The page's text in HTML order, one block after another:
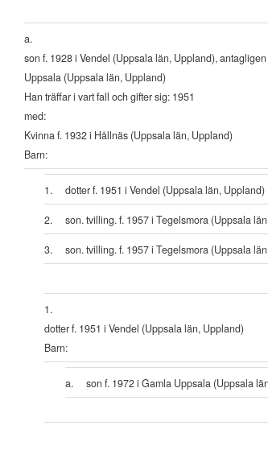
a.
son f. 1928 i Vendel (Uppsala län, Uppland),
Uppsala (Uppsala län, Uppland)
Han träffar i vart fall och gifter sig: 1951
med:
Kvinna f. 1932 i Hållnäs (Uppsala län, Uppland)
Barn:
1. dotter f. 1951 i Vendel (Uppsala län, Uppland)
2. son. tvilling. f. 1957 i Tegelsmora (Uppsala
3. son. tvilling. f. 1957 i Tegelsmora (Uppsala
1.
dotter f. 1951 i Vendel (Uppsala län, Uppland)
Barn:
a. son f. 1972 i Gamla Uppsala (Uppsala